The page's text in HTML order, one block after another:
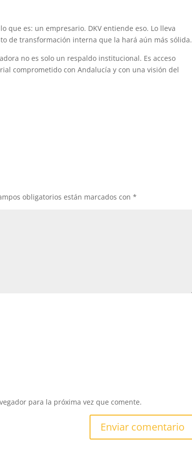
que es: un empresario. DKV entiende eso. Lo lleva
de transformación interna que la hará aún más sólida.
no es solo un respaldo institucional. Es acceso
comprometido con Andalucía y con una visión del
obligatorios están marcados con*
para la próxima vez que comente.